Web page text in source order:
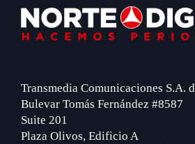
Footer
Transmedia Comunicaciones S.A.
Bulevar Tomás Fernández #8587
Suite 201
Plaza Olivos, Edificio A